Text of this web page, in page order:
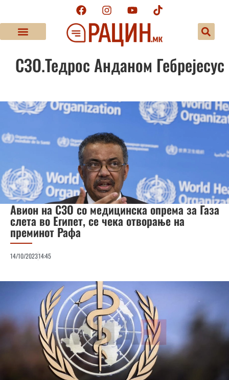
СЗО.Тедрос Анданом Гебрејесус
Авион на СЗО со медицинска опрема за Газа
слета во Египет, се чека отворање на
преминот Рафа
14/10/202314:45